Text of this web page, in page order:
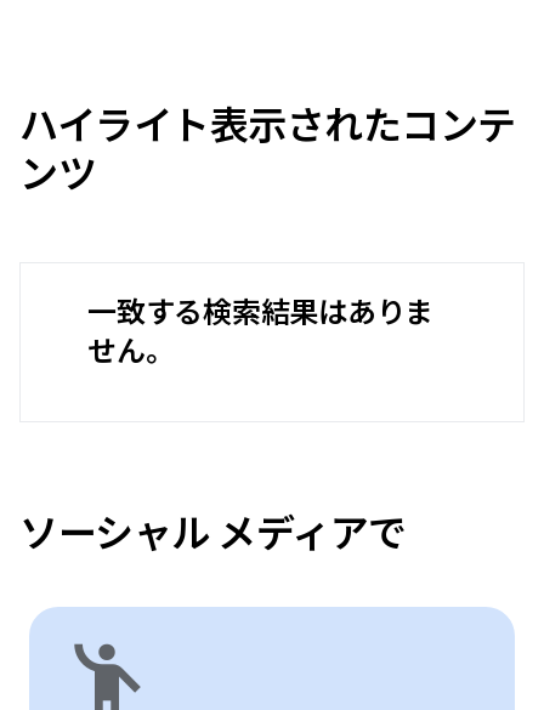
ハイライト表示されたコンテ
ンツ
一致する検索結果はありま
せん。
ソーシャル メディアで
emoji_people